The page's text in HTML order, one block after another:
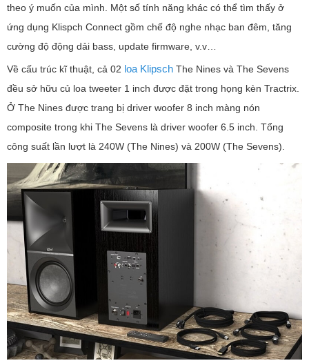
theo ý muốn của mình. Một số tính năng khác có thể tìm thấy ở
ứng dụng Klispch Connect gồm chế độ nghe nhạc ban đêm, tăng
cường độ động dải bass, update firmware, v.v…
Về cấu trúc kĩ thuật, cả 02 loa Klipsch The Nines và The Sevens
đều sở hữu củ loa tweeter 1 inch được đặt trong họng kèn Tractrix.
Ở The Nines được trang bị driver woofer 8 inch màng nón
composite trong khi The Sevens là driver woofer 6.5 inch. Tổng
công suất lần lượt là 240W (The Nines) và 200W (The Sevens).